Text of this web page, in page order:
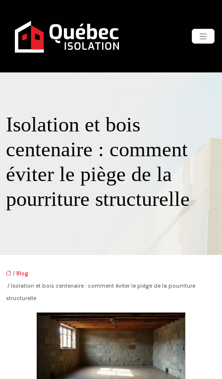
Isolation et bois
centenaire : comment
éviter le piège de la
pourriture structurelle
/ Blog
/ Isolation et bois centenaire : comment éviter le piège de la pourriture
structurelle